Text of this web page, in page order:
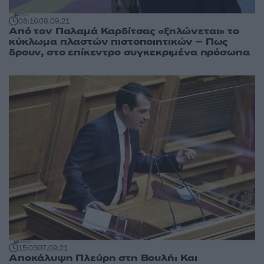
08:1608.09.21
Από τον Παλαμά Καρδίτσας «ξηλώνεται» το
κύκλωμα πλαστών πιστοποιητικών – Πως
δρουν, στο επίκεντρο συγκεκριμένα πρόσωπα
15:0507.09.21
Αποκάλυψη Πλεύρη στη Βουλή: Και